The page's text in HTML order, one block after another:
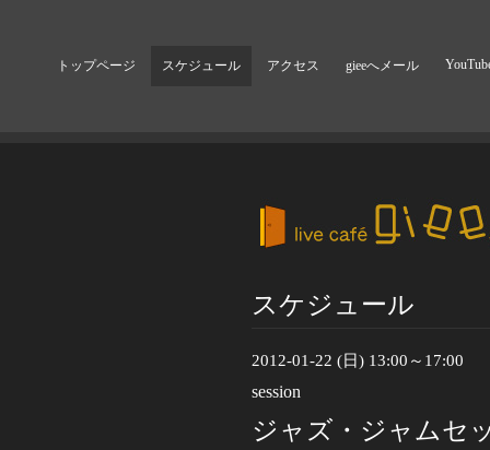
トップページ スケジュール アクセス gieeへメール
スケジュール
2012-01-22 (日) 13:00～17:00
session
ジャズ・ジャムセ